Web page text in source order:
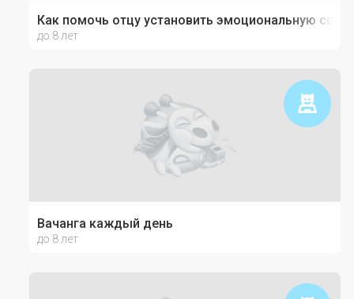
Как помочь отцу установить эмоциональную
до 8 лет
Вачанга каждый день
до 8 лет